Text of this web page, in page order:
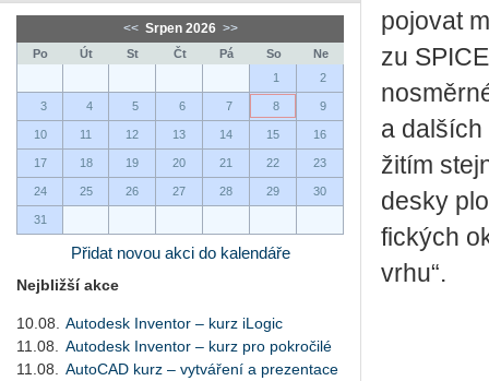
<< Srpen 2026 >>
Po Út St Čt Pá So
Ne
1
2
3 4 5 6 7 8 9
10 11 12 13 14 15 16
17 18 19 20 21 22 23
24 25 26 27 28 29 30
31
Přidat novou akci do kalendáře
Nejbližší akce
10.08.
Autodesk Inventor – kurz iLogic
11.08.
Autodesk Inventor – kurz pro pokročilé
11.08.
AutoCAD kurz – vytváření a prezentace
po­jo­vat
zu
a
ži­tím
desky
fic­kých
vr­hu“.